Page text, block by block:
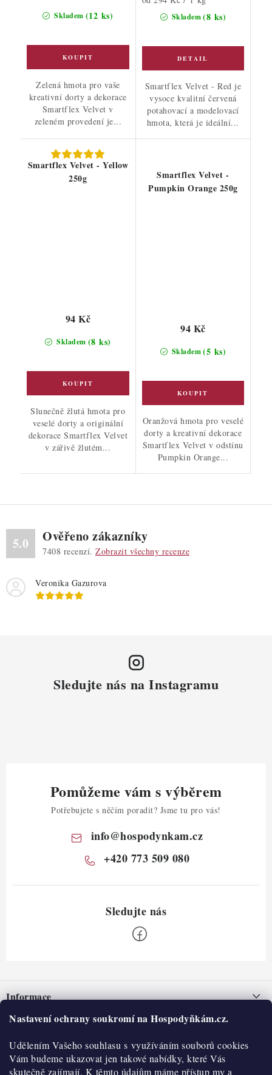
Nastavení ochrany soukromí na Hospodyňkám.cz.
Udělením Vašeho souhlasu s využíváním souborů cookies
Vám budeme ukazovat jen takové nabídky, které Vás
skutečně zajímají. K těmto údajům máme přístup my a
Skladem (12 ks)
Zelená hmota pro vaše
kreativní dorty a dekorace
Smartflex Velvet v
zeleném provedení je...
Skladem(8 ks)
Smartflex Velvet - Red je
vysoce kvalitní červená
potahovací a modelovací
hmota, která je ideální...
Smartflex Velvet - Yellow
250g
Skladem (8 ks)
94 Kč
Slunečně žlutá hmota pro
veselé dorty a originální
dekorace Smartflex Velvet
v zářivě žlutém...
Smartflex Velvet -
Pumpkin Orange 250g
Skladem(5 ks)
94 Kč
Oranžová hmota pro veselé
dorty a kreativní dekorace
Smartflex Velvet v odstínu
Pumpkin Orange...
5.0 Ověřeno zákazníky
7408 recenzí. Zobrazit všechny recenze
Veronika Gazurova
Sledujte nás na Instagramu
Pomůžeme vám s výběrem
Potřebujete s něčím poradit? Jsme tu pro vás!
info@hospodynkam.cz
+420 773 509 080
pInformace
Nepřevzetí zásilky na dobírku
Obchodní podmínky
Hodnocení obchodu
O nás
Historie
O nákupu